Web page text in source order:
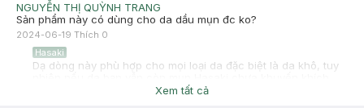
NGUYỄN THỊ QUỲNH TRANG
Sản phẩm này có dùng cho da dầu mụn đc ko?
2024-06-19 Thích 0
Hasaki
Dạ dòng này phù hợp cho mọi loại da đặc biệt là da khô, tuy
bạn dùng dòng nâng tone ạXem tất cả